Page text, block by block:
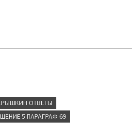
ОТВЕТЫ
5 ПАРАГРАФ 69